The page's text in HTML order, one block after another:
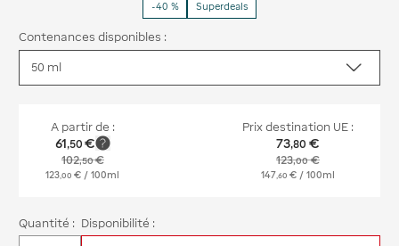
-40 % Superdeals
Contenances disponibles :
A partir de :
61,50 €
102,50€
123 00 € / 100ml
Prix destination UE :
73,80 €
123,00€
147 60 € / 100ml
Quantité : Disponibilité :